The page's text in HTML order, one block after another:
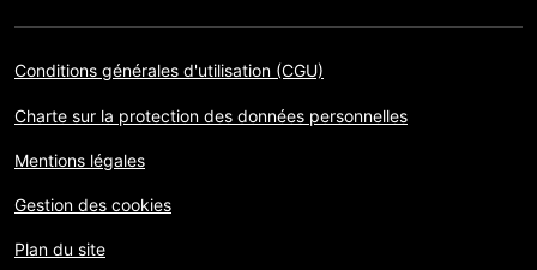
Conditions générales d'utilisation (CGU)
Charte sur la protection des données personnelles
Mentions légales
Gestion des cookies
Plan du site